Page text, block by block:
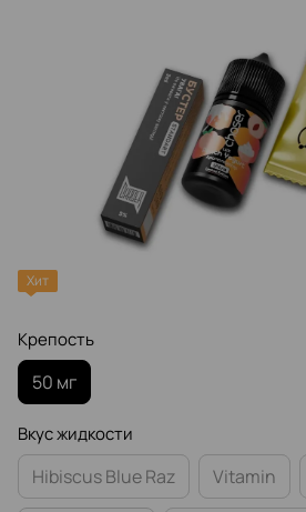
Хит
Крепость
50 мг
Вкус жидкости
Hibiscus Blue Raz Vitamin